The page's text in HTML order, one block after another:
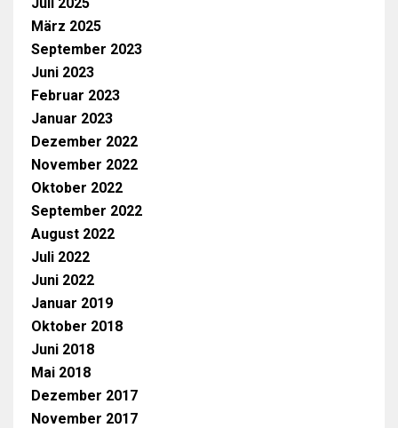
März 2025
September 2023
Juni 2023
Februar 2023
Januar 2023
Dezember 2022
November 2022
Oktober 2022
September 2022
August 2022
Juli 2022
Juni 2022
Januar 2019
Oktober 2018
Juni 2018
Mai 2018
Dezember 2017
November 2017